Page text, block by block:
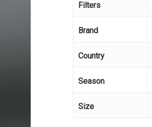
Filters
Brand
Country
Season
Size